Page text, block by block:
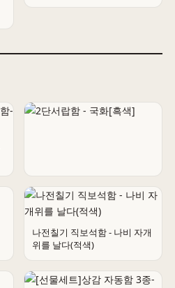
2단서랍함 - 국화[흑색]
나전칠기 직보석함 - 나비 자개
위를 날다(적색)